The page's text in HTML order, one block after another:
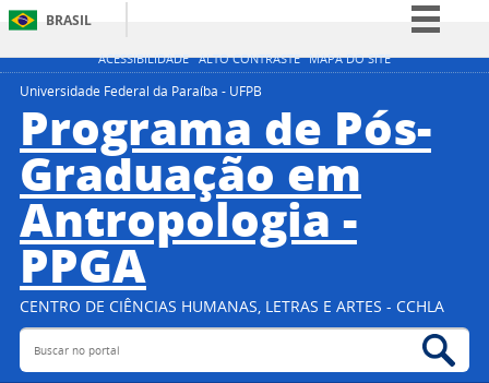
ACESSIBILIDADE ALTO CONTRASTE MAPA DO SITE
BRASIL
Simplifique!
Participe
Legislação
Canais
Universidade Federal da Paraíba - UFPB
Programa de Pós-
Graduação em
Antropologia -
PPGA
CENTRO DE CIÊNCIAS HUMANAS, LETRAS E ARTES - CCHLA
Buscar no portal